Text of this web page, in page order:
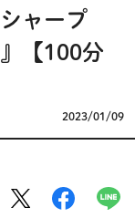
語
韓国語）
ンドメイド
ャープ
【100分
2023/01/09